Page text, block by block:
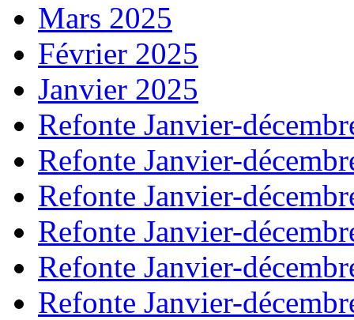
Mars 2025
Février 2025
Janvier 2025
Refonte Janvier-
Refonte Janvier-
Refonte Janvier-
Refonte Janvier-
Refonte Janvier-
Refonte Janvier-